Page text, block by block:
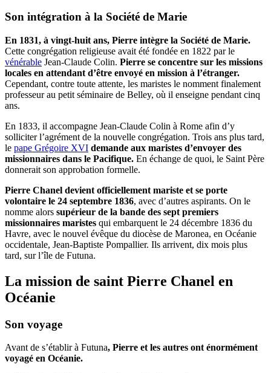
Son intégration à la Société de Marie
En 1831, à vingt-huit ans, Pierre intègre la Société de Marie.
Cette congrégation religieuse avait été fondée en 1822 par le
vénérable Jean-Claude Colin. Pierre se concentre sur les missions
locales en attendant d’être envoyé en mission à l’étranger.
Cependant, contre toute attente, les maristes le nomment finalement
professeur au petit séminaire de Belley, où il enseigne pendant cinq
ans.
En 1833, il accompagne Jean-Claude Colin à Rome afin d’y
solliciter l’agrément de la nouvelle congrégation. Trois ans plus tard,
le pape Grégoire XVI demande aux maristes d’envoyer des
missionnaires dans le Pacifique. En échange de quoi, le Saint Père
donnerait son approbation formelle.
Pierre Chanel devient officiellement mariste et se porte
volontaire le 24 septembre 1836, avec d’autres aspirants. On le
nomme alors supérieur de la bande des sept premiers
missionnaires maristes qui embarquent le 24 décembre 1836 du
Havre, avec le nouvel évêque du diocèse de Maronea, en Océanie
occidentale, Jean-Baptiste Pompallier. Ils arrivent, dix mois plus
tard, sur l’île de Futuna.
La mission de saint Pierre Chanel en
Océanie
Son voyage
Avant de s’établir à Futuna, Pierre et les autres ont énormément
voyagé en Océanie.